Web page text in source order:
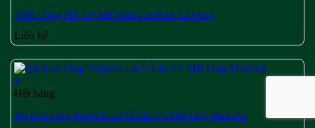
Viên Uống Hỗ Trợ Mỡ Máu Lecithin 1200mg
Liên hệ
+
Hết hàng
Xịt Keo Ong Propolis Lá Ô Liu Và Mật Ong Manuka